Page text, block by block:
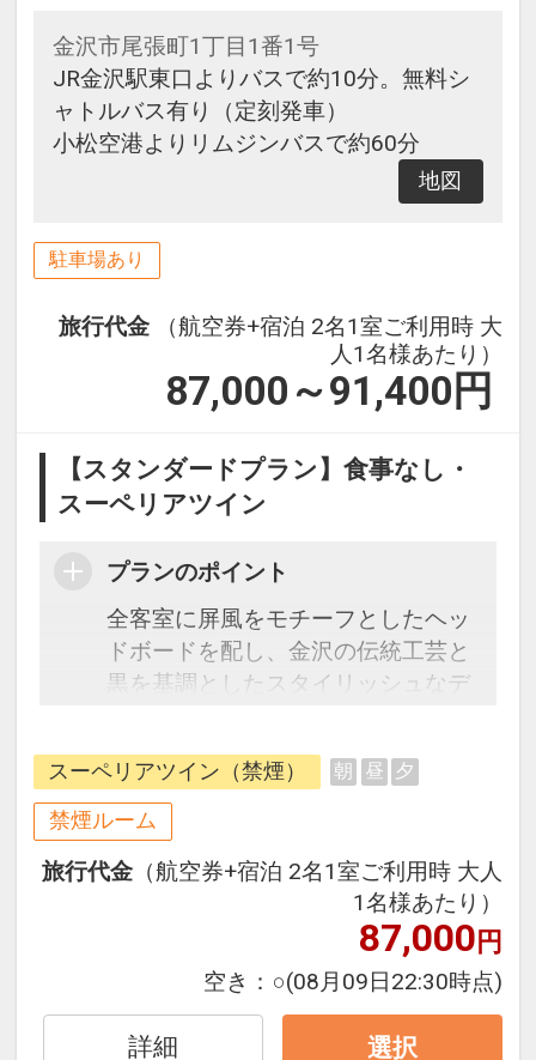
金沢市尾張町1丁目1番1号
JR金沢駅東口よりバスで約10分。無料シ
ャトルバス有り（定刻発車）
小松空港よりリムジンバスで約60分
地図
駐車場あり
旅行代金
（航空券+宿泊 2名1室ご利用時 大
人1名様あたり）
87,000～91,400 円
【スタンダードプラン】食事なし・
スーペリアツイン
プランのポイント
全客室に屏風をモチーフとしたヘッ
ドボードを配し、金沢の伝統工芸と
黒を基調としたスタイリッシュなデ
全室大型テレビ、レインシャワーの
ついたバスルームを備え、機能性だ
けでなく優雅な気分を味わえる、安
らぎの空間を創り上げています。
近江町市場や金沢譲公園も徒歩圏内
という金沢観光の中心地にたたずむ
ラグジュアリーホテル。
チェックインからチェックアウト
スーペリアツイン（禁煙） 朝 昼 夕
禁煙ルーム
旅行代金 （航空券+宿泊 2名1室ご利用時 大人
1名様あたり）
87,000円
空き： ○(08月09日22:30時点)
詳細 選択